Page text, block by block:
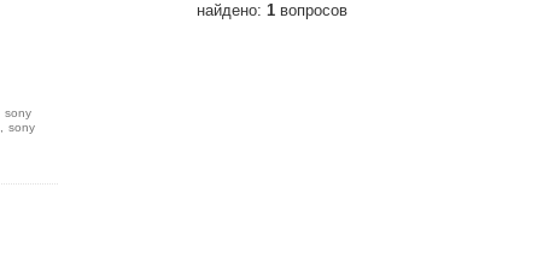
найдено: 1 вопросов
sony
sony